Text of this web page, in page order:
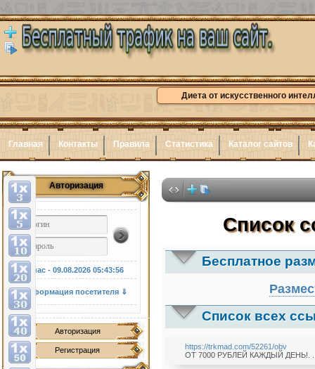
Диета от искусственного
Главная Контакты Правила Статистика Каталог сайтов
Авторизация
У нас - 09.08.202605:43:57
Информация посетителя ⇓
Авторизация
Регистрация
Список
Бесплатное
Список всех
https://trkmad.com/52261/obv
ОТ 7000 РУБЛЕЙ КАЖДЫЙ ДЕНЬ!. . .